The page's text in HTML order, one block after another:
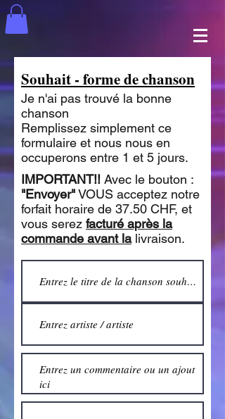
Souhait - forme de chanson
Je n'ai pas trouvé la bonne
chanson
Remplissez simplement ce
formulaire et nous nous en
occuperons entre 1 et 5 jours.
IMPORTANT!! Avec le bouton :
"Envoyer"VOUS acceptez notre
forfait horaire de 37.50 CHF, et
vous serez facturé après la
commande avant lalivraison.